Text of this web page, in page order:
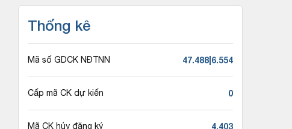
Thống kê
Mã số GDCK NĐTNN 47.488|6.554
Cấp mã CK dự kiến 0
Mã CK hủy đăng ký 4.403